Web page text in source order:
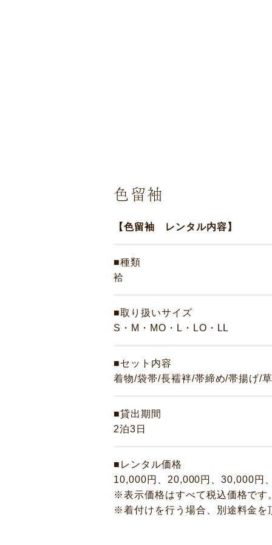
ギャラリー
店舗一覧
動画コンテンツ
色留袖
【色留袖 レンタル内容】
■種類
袷
■取り扱いサイズ
S・M・MO・L・LO・LL
■セット内容
着物/袋帯/長襦袢/帯締め/帯揚げ/
■貸出期間
2泊3日
■レンタル価格
10,000円、20,000円、30,000円
※表示価格はすべて税込価格です
※着付けを行う場合、別途料金を